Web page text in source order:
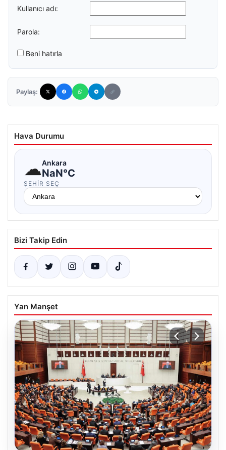
Kullanıcı adı:
Parola:
Beni hatırla
Paylaş:
Hava Durumu
☁Ankara
NaN°C
ŞEHIR SEÇ
Bizi Takip Edin
Yan Manşet